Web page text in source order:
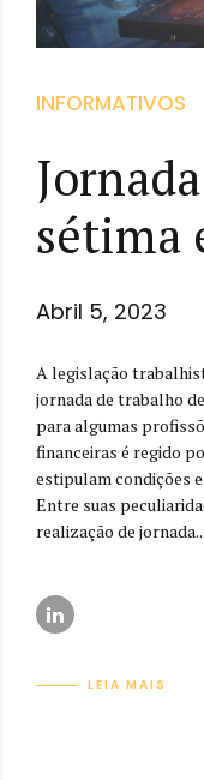
INFORMATIVOS
sétima
Abril 5, 2023
A legislação
jornada de trabalho
para algumas
financeiras é regido
estipulam condições
Entre suas
realização de jornada...
LEIA MAIS